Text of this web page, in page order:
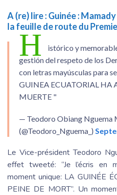
A (re) lire :Guinée :
la feuille de route du
H
istórico y
gestión del respeto de los
con letras mayúsculas para
GUINEA ECUATORIAL HA
MUERTE "
— Teodoro Obiang Nguema
(@Teodoro_Nguema_)
Le Vice-président Teodoro
effet tweeté: “Je l’écris en
moment unique: LA GUINÉE
PEINE DE MORT”. Un